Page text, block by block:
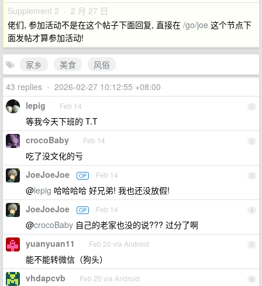
Supplement 2 · 2 月 27 日
佬们, 参加活动不是在这个帖子下面回复, 直接在 /go/joe 这个节点下
面发帖才算参加活动!
家乡 美食
风俗
43 replies • 2026-02-27 10:12:55 +08:00
1
lepig Feb 14
等我今天下班的 T.T
2
crocoBaby Feb 14
吃了没文化的亏
3
JoeJoeJoe OP Feb 14
@lepig 哈哈哈哈 好兄弟! 我也还没放假!
4
JoeJoeJoe OP Feb 14
@crocoBaby 自己的老家也没的说??? 过分了啊
5
yuanyuan11 Feb 20 via Android
能不能转微信（狗头）
6
vhdapcvb Feb 20 via Android